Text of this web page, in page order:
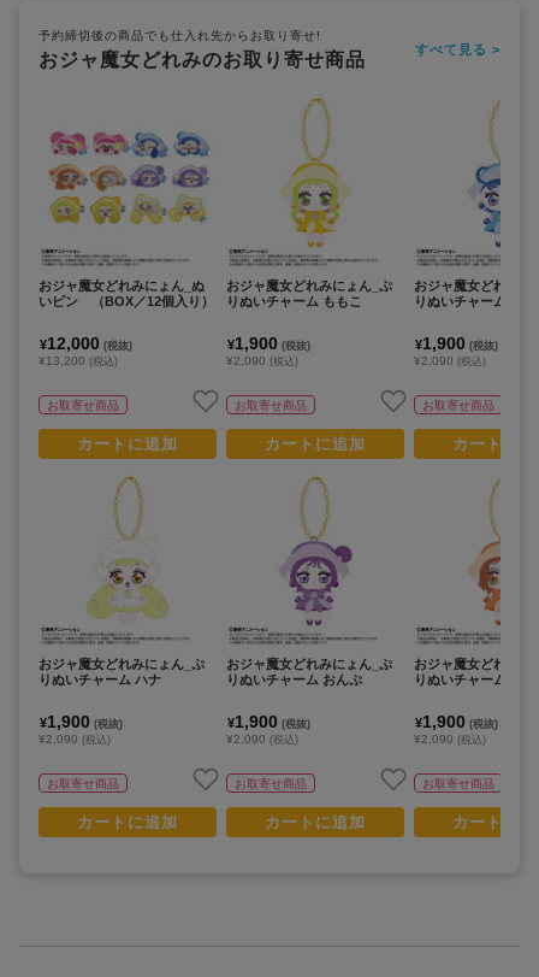
予約締切後の商品でも仕入れ先からお取り寄せ!
おジャ魔女どれみのお取り寄せ商品 すべて見る >
おジャ魔女どれみにょん_ぬ
いピン （BOX／12個入り）
¥12,000 (税抜)
¥13,200 (税込)
お取寄せ商品
カートに追加
おジャ魔女どれみにょん_ぷ
りぬいチャーム ハナ
¥1,900 (税抜)
¥2,090 (税込)
お取寄せ商品
カートに追加
おジャ魔女どれみにょん_ぷ
りぬいチャーム ももこ
¥1,900 (税抜)
¥2,090 (税込)
お取寄せ商品
カートに追加
おジャ魔女どれみにょん_ぷ
りぬいチャーム おんぷ
¥1,900 (税抜)
¥2,090 (税込)
お取寄せ商品
カートに追加
おジャ魔女どれみに
りぬいチャーム あい
¥1,900 (税抜)
¥2,090 (税込)
お取寄せ商品
カートに
おジャ魔女どれみに
りぬいチャーム はづ
¥1,900 (税抜)
¥2,090 (税込)
お取寄せ商品
カートに